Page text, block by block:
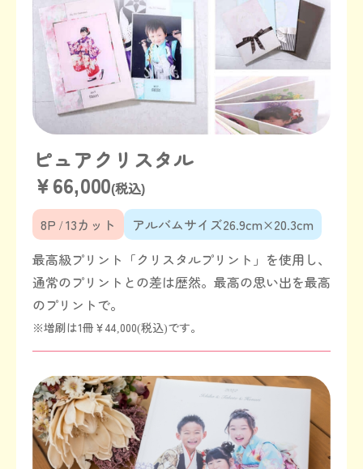
ピュアクリスタル
￥66,000(税込)
8P / 13カット
アルバムサイズ26.9cm×20.3cm
最高級プリント「クリスタルプリント」を使用し、
通常のプリントとの差は歴然。最高の思い出を最高
のプリントで。
※増刷は1冊￥44,000(税込)です。